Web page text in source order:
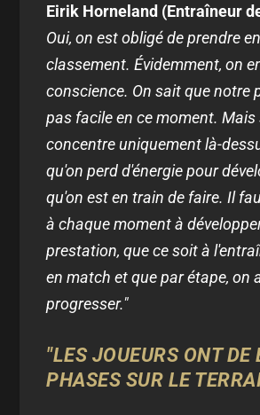
Eirik Horneland (Entraîneur
Oui, on est obligé de prendre
classement. Évidemment, on
conscience. On sait que notre
pas facile en ce moment. Mais
concentre uniquement là-
qu'on perd d'énergie pour
qu'on est en train de faire. Il
à chaque moment à
prestation, que ce soit à
en match et que par étape, on
progresser."
"LES JOUEURS ONT DE
PHASES SUR LE